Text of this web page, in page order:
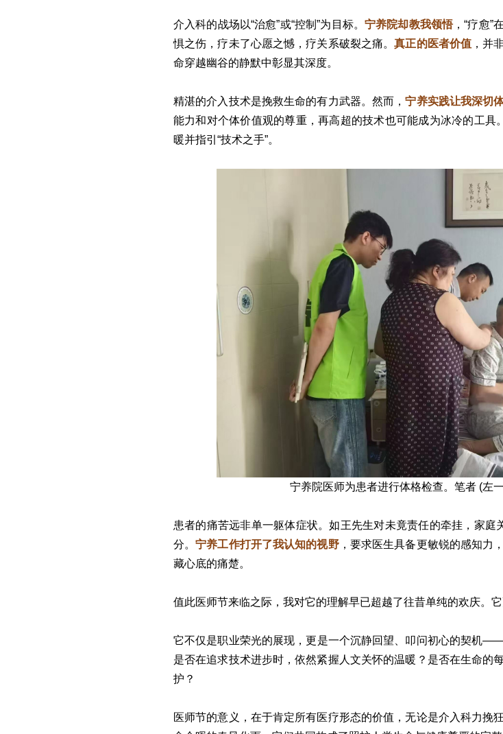
介入科的战场以“治愈”或“控制”为目标。 宁养院却教我领悟，“疗愈”
惧之伤，疗未了心愿之憾，疗关系破裂之痛。真正的医者价值 ，并
命穿越幽谷的静默中彰显其深度。
精湛的介入技术是挽救生命的有力武器。然而，宁养实践让我深切
能力和对个体价值观的尊重，再高超的技术也可能成为冰冷的工具
暖并指引“技术之手”。
宁养院医师为患者进行体格检查。笔者 (左
患者的痛苦远非单一躯体症状。如王先生对未竟责任的牵挂，家庭
分。宁养工作打开了我认知的视野，要求医生具备更敏锐的感知力
藏心底的痛楚。
值此医师节来临之际，我对它的理解早已超越了往昔单纯的欢庆。
它不仅是职业荣光的展现，更是一个沉静回望、叩问初心的契机
是否在追求技术进步时，依然紧握人文关怀的温暖？是否在生命的
护？
医师节的意义，在于肯定所有医疗形态的价值，无论是介入科力挽